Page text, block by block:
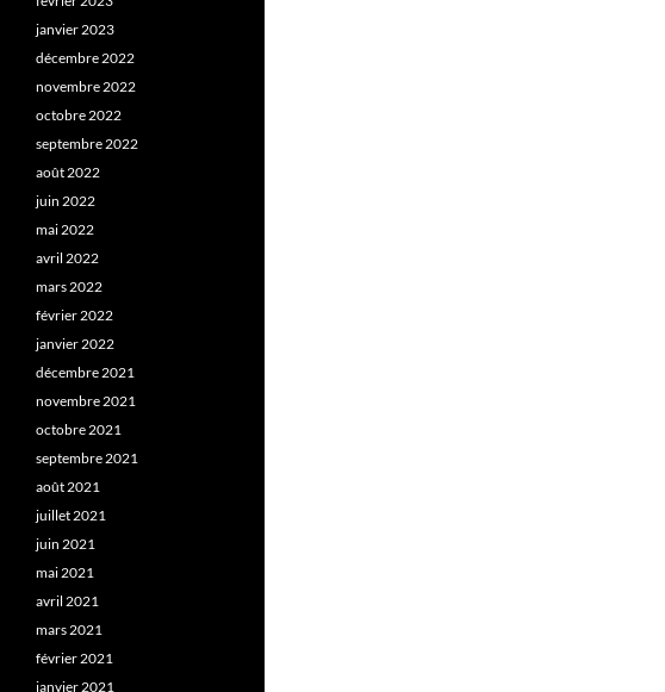
janvier 2023
décembre 2022
novembre 2022
octobre 2022
septembre 2022
août 2022
juin 2022
mai 2022
avril 2022
mars 2022
février 2022
janvier 2022
décembre 2021
novembre 2021
octobre 2021
septembre 2021
août 2021
juillet 2021
juin 2021
mai 2021
avril 2021
mars 2021
février 2021
janvier 2021